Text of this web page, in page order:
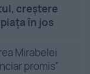
creștere
în jos
Mirabelei
promis”